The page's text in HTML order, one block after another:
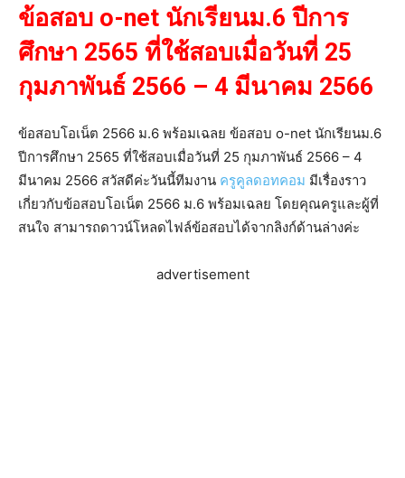
ข้อสอบ o-net นักเรียนม.6 ปีการ
ศึกษา 2565 ที่ใช้สอบเมื่อวันที่ 25
กุมภาพันธ์ 2566 – 4 มีนาคม 2566
ข้อสอบโอเน็ต 2566 ม.6 พร้อมเฉลย ข้อสอบ o-net นักเรียนม.6
ปีการศึกษา 2565 ที่ใช้สอบเมื่อวันที่ 25 กุมภาพันธ์ 2566 – 4
มีนาคม 2566 สวัสดีค่ะวันนี้ทีมงาน ครูคูลดอทคอม มีเรื่องราว
เกี่ยวกับข้อสอบโอเน็ต 2566 ม.6 พร้อมเฉลย โดยคุณครูและผู้ที่
สนใจ สามารถดาวน์โหลดไฟล์ข้อสอบได้จากลิงก์ด้านล่างค่ะ
advertisement